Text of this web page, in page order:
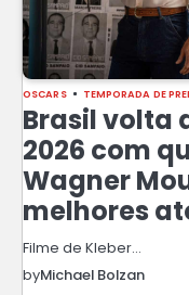
OSCARS TEMPORADA DE
Brasil volta
2026 com
Wagner
melhores
Filme de Kleber…
byMichael Bolzan